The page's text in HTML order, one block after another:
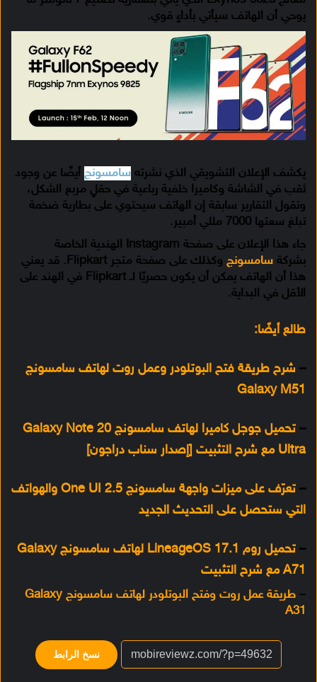
يوحي أن الهاتف سيأتي بأداءٍ قوي.
يكشف الإعلان التشويقي الذي نشرته سامسونج أيضًا عن وجود
ثقب في الشاشة وكاميرا خلفية رباعية في حقلٍ مربع الشكل،
وتقول التقارير سابقة إن الهاتف سيحتوي على بطارية ضخمة
تبلغ سعتها 7000 مللي أمبير.
جاء هذا الإعلان على صفحة Instagram الهندية الخاصة
بشركة سامسونج
وكذلك على صفحة متجر Flipkart. قد يعني
هذا أن الهاتف يمكن أن يكون حصريًا لـ Flipkart في الهند على
الأقل في البداية.
طالع أيضًا:
– شرح طريقة فتح البوتلودر وعمل روت لهاتف سامسونج
Galaxy M51
–
تحميل جوجل كاميرا لهاتف سامسونج Galaxy Note 20
Ultra مع شرح التثبيت [إصدار سناب دراجون]
–
تعرّف على ميزات واجهة سامسونج One UI 2.5 والهواتف
التي ستحصل على التحديث الجديد
–
تحميل روم LineageOS 17.1 لهاتف سامسونج Galaxy
A71 مع شرح التثبيت
–
طريقة عمل روت وفتح البوتلودر لهاتف سامسونج Galaxy
A31
نسخ الرابط